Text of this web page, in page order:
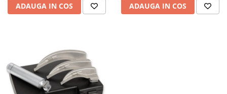
ADAUGA IN COS ADAUGA IN COS